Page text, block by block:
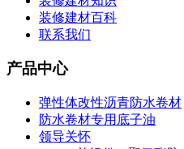
装修建材百科
联系我们
产品中心
弹性体改性沥青防水卷材
防水卷材专用底子油
领导关怀